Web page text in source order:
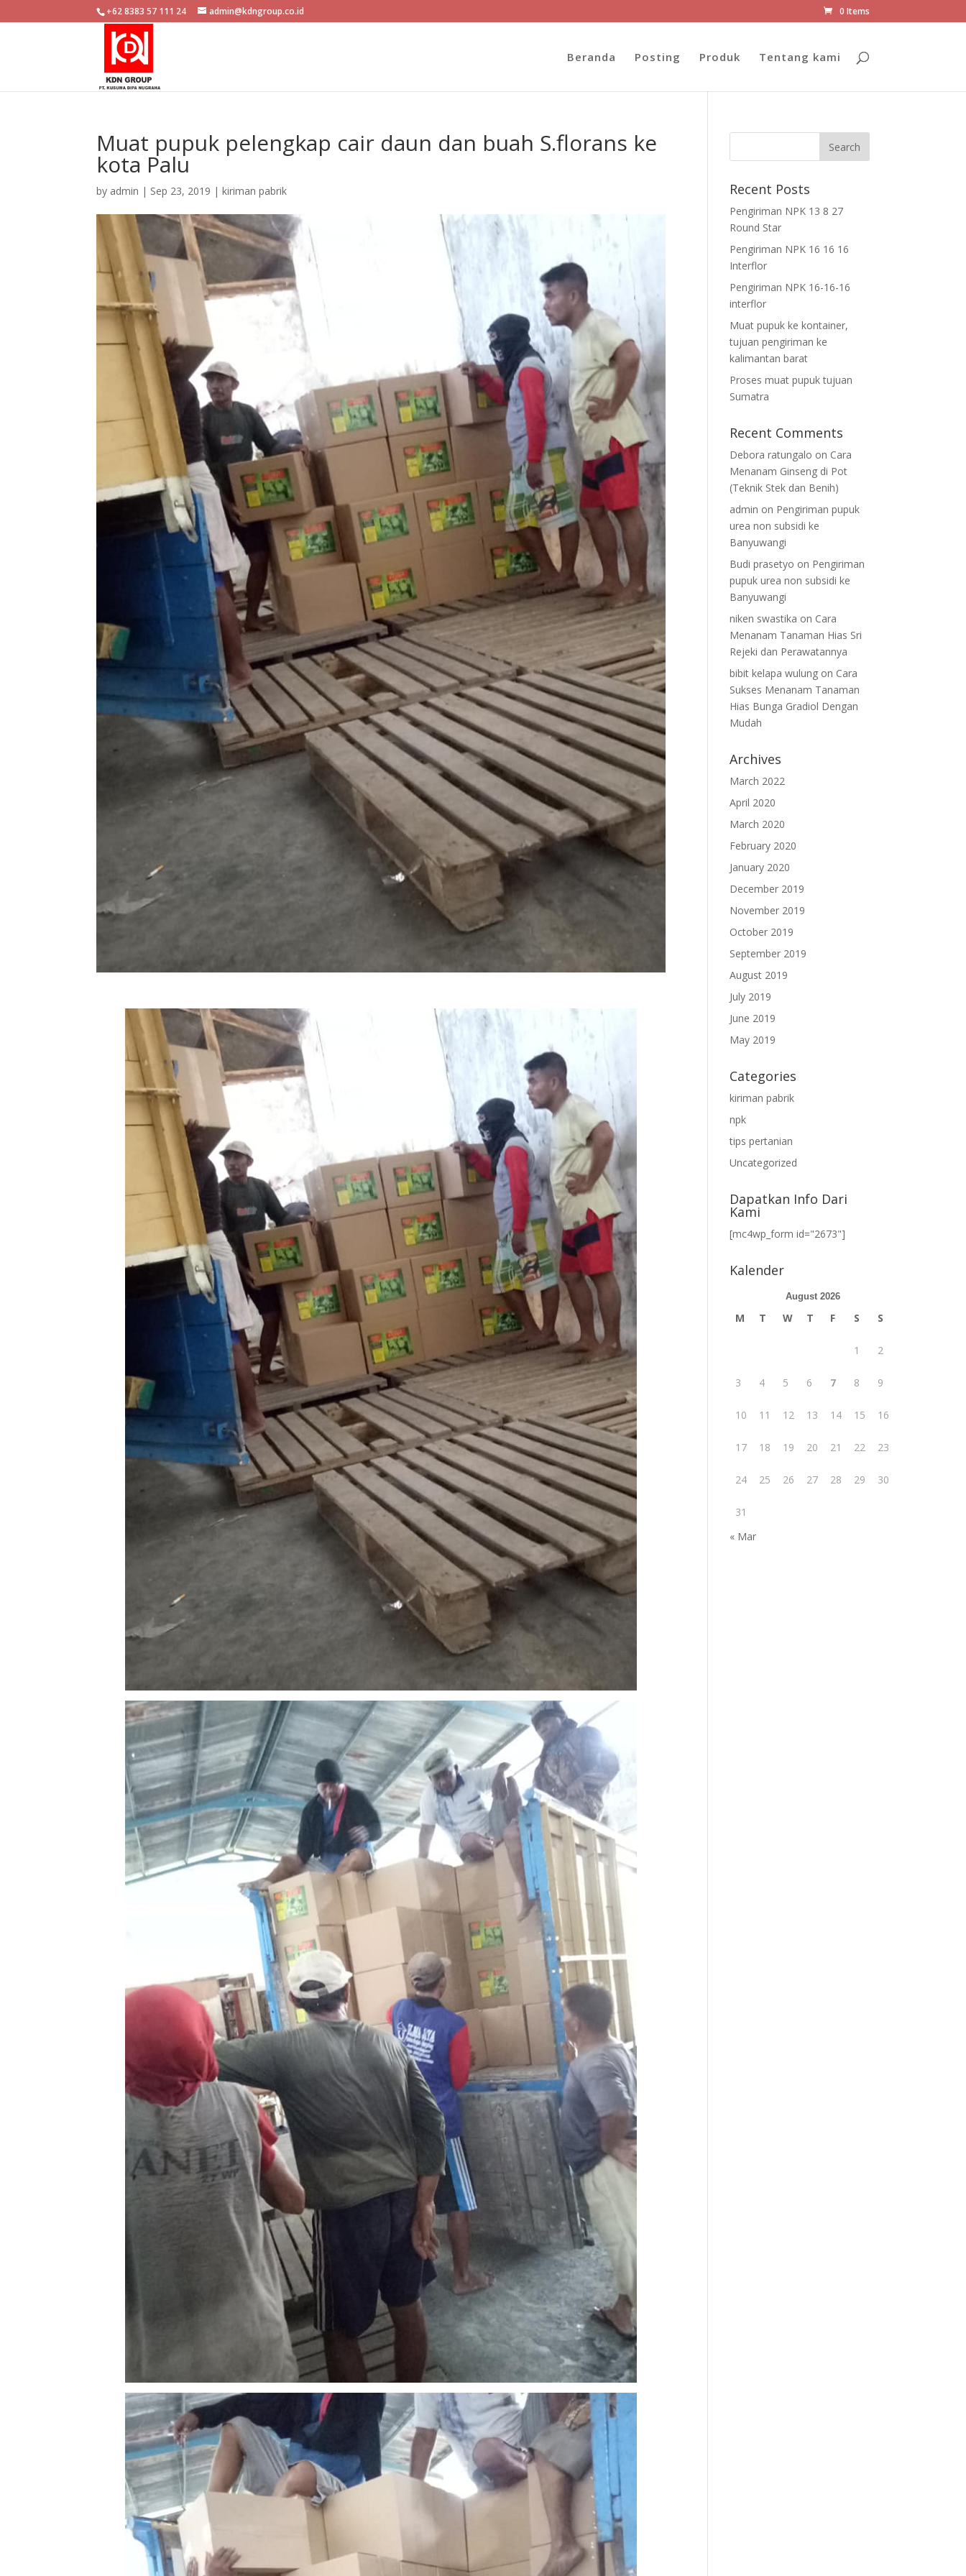
+62 8383 57 111 24 admin@kdngroup.co.id 0 Items
Beranda Posting Produk Tentang kami
Muat pupuk pelengkap cair daun dan buah S.florans ke
kota Palu
by admin | Sep 23, 2019 |kiriman pabrik Recent Posts
Pengiriman NPK 13 8 27
Round Star
Pengiriman NPK 16 16 16
Interflor
Pengiriman NPK 16-16-16
interflor
Muat pupuk ke kontainer,
tujuan pengiriman ke
kalimantan barat
Proses muat pupuk tujuan
Sumatra
Recent Comments
Debora ratungalo on Cara
Menanam Ginseng di Pot
(Teknik Stek dan Benih)
admin on Pengiriman pupuk
urea non subsidi ke
Banyuwangi
Budi prasetyo on Pengiriman
pupuk urea non subsidi ke
Banyuwangi
niken swastika on Cara
Menanam Tanaman Hias Sri
Rejeki dan Perawatannya
bibit kelapa wulung on Cara
Sukses Menanam Tanaman
Hias Bunga Gradiol Dengan
Mudah
Archives
March 2022
April 2020
March 2020
February 2020
January 2020
December 2019
November 2019
October 2019
September 2019
August 2019
July 2019
June 2019
May 2019
Categories
kiriman pabrik
npk
tips pertanian
Uncategorized
Dapatkan Info Dari
Kami
[mc4wp_form id="2673"]
Kalender
August 2026
M T W T F S S
1 2
3 4 5 6 7 8 9
10 11 12 13 14 15 16
17 18 19 20 21 22 23
24 25 26 27 28 29 30
31
« Mar